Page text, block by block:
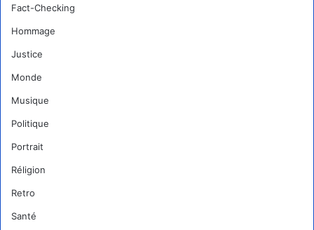
Fact-Checking
Hommage
Justice
Monde
Musique
Politique
Portrait
Réligion
Retro
Santé